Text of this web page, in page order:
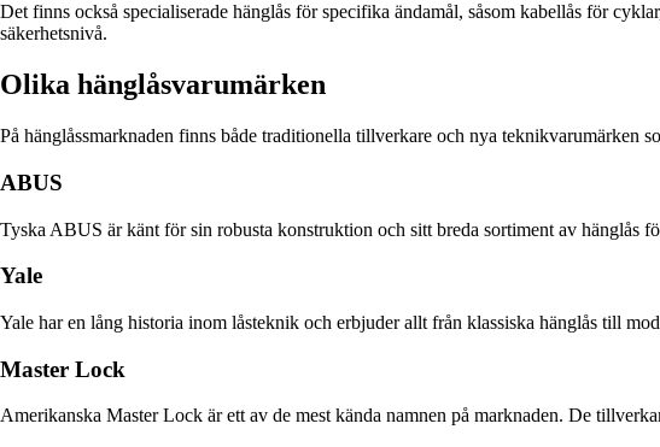
Det finns också specialiserade hänglås för specifika ändamål, såsom kabellås för
säkerhetsnivå.
Olika hänglåsvarumärken
På hänglåssmarknaden finns både traditionella tillverkare och nya teknikvarumärken
ABUS
Tyska ABUS är känt för sin robusta konstruktion och sitt breda sortiment av hänglås
Yale
Yale har en lång historia inom låsteknik och erbjuder allt från klassiska hänglås till
Master Lock
Amerikanska Master Lock är ett av de mest kända namnen på marknaden. De